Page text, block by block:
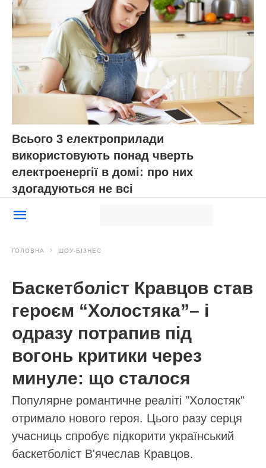
Всього 3 електроприлади
використовують понад чверть
електроенергії в домі: про них
здогадуються не всі